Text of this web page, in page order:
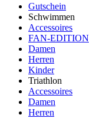
Gutschein
Schwimmen
Accessoires
FAN-EDITION
Damen
Herren
Kinder
Triathlon
Accessoires
Damen
Herren